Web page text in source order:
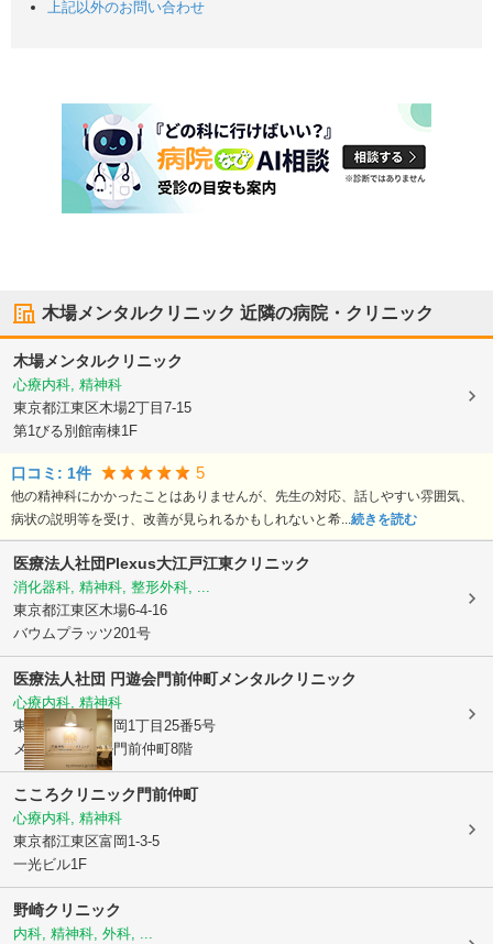
上記以外のお問い合わせ
木場メンタルクリニック 近隣の病院・クリニック
木場メンタルクリニック
心療内科, 精神科
東京都江東区木場2丁目7-15
第1びる別館南棟1F
口コミ: 1件 5
他の精神科にかかったことはありませんが、先生の対応、話しやすい雰囲気、
病状の説明等を受け、改善が見られるかもしれないと希...続きを読む
医療法人社団Plexus大江戸江東クリニック
消化器科, 精神科, 整形外科, ...
東京都江東区木場6-4-16
バウムプラッツ201号
医療法人社団 円遊会門前仲町メンタルクリニック
心療内科, 精神科
東京都江東区富岡1丁目25番5号
メディカルビル門前仲町8階
こころクリニック門前仲町
心療内科, 精神科
東京都江東区富岡1-3-5
一光ビル1F
野崎クリニック
内科, 精神科, 外科, ...